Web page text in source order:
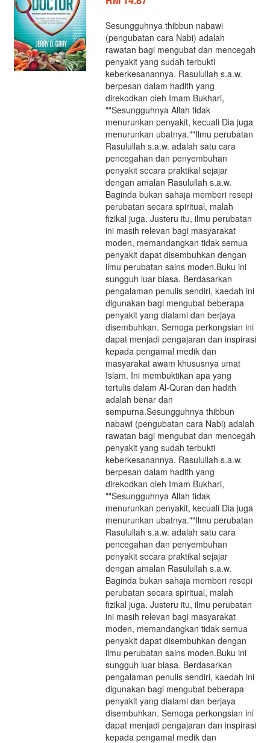
Sesungguhnya thibbun nabawi
(pengubatan cara Nabi) adalah
rawatan bagi mengubat dan mencegah
penyakit yang sudah terbukti
keberkesanannya. Rasulullah s.a.w.
berpesan dalam hadith yang
direkodkan oleh Imam Bukhari,
""Sesungguhnya Allah tidak
menurunkan penyakit, kecuali Dia juga
menurunkan ubatnya.""Ilmu perubatan
Rasulullah s.a.w. adalah satu cara
pencegahan dan penyembuhan
penyakit secara praktikal sejajar
dengan amalan Rasulullah s.a.w.
Baginda bukan sahaja memberi resepi
perubatan secara spiritual, malah
fizikal juga. Justeru itu, ilmu perubatan
ini masih relevan bagi masyarakat
moden, memandangkan tidak semua
penyakit dapat disembuhkan dengan
ilmu perubatan sains moden.Buku ini
sungguh luar biasa. Berdasarkan
pengalaman penulis sendiri, kaedah ini
digunakan bagi mengubat beberapa
penyakit yang dialami dan berjaya
disembuhkan. Semoga perkongsian ini
dapat menjadi pengajaran dan inspirasi
kepada pengamal medik dan
masyarakat awam khususnya umat
Islam. Ini membuktikan apa yang
tertulis dalam Al-Quran dan hadith
adalah benar dan
sempurna.Sesungguhnya thibbun
nabawi (pengubatan cara Nabi) adalah
rawatan bagi mengubat dan mencegah
penyakit yang sudah terbukti
keberkesanannya. Rasulullah s.a.w.
berpesan dalam hadith yang
direkodkan oleh Imam Bukhari,
""Sesungguhnya Allah tidak
menurunkan penyakit, kecuali Dia juga
menurunkan ubatnya.""Ilmu perubatan
Rasulullah s.a.w. adalah satu cara
pencegahan dan penyembuhan
penyakit secara praktikal sejajar
dengan amalan Rasulullah s.a.w.
Baginda bukan sahaja memberi resepi
perubatan secara spiritual, malah
fizikal juga. Justeru itu, ilmu perubatan
ini masih relevan bagi masyarakat
moden, memandangkan tidak semua
penyakit dapat disembuhkan dengan
ilmu perubatan sains moden.Buku ini
sungguh luar biasa. Berdasarkan
pengalaman penulis sendiri, kaedah ini
digunakan bagi mengubat beberapa
penyakit yang dialami dan berjaya
disembuhkan. Semoga perkongsian ini
dapat menjadi pengajaran dan inspirasi
kepada pengamal medik dan